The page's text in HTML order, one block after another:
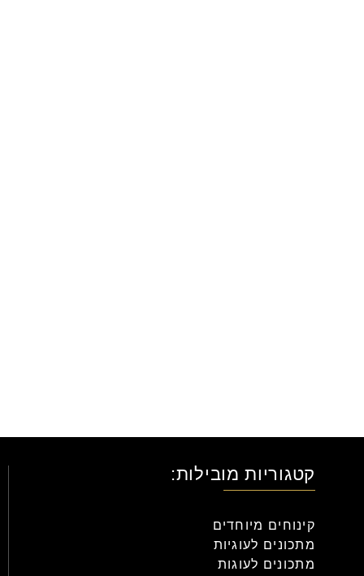
קטגוריות מובילות:
קינוחים מיוחדים
מתכונים לעוגיות
מתכונים לעוגות